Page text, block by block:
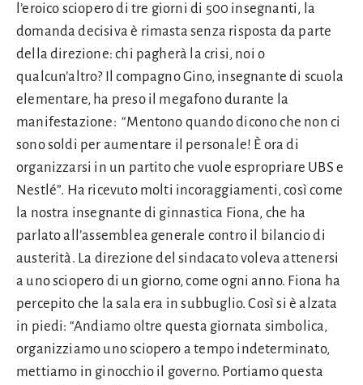
l’eroico sciopero di tre giorni di 500 insegnanti, la
domanda decisiva è rimasta senza risposta da parte
della direzione: chi pagherà la crisi, noi o
qualcun’altro? Il compagno Gino, insegnante di scuola
elementare, ha preso il megafono durante la
manifestazione: “Mentono quando dicono che non ci
sono soldi per aumentare il personale! È ora di
organizzarsi in un partito che vuole espropriare UBS e
Nestlé”. Ha ricevuto molti incoraggiamenti, così come
la nostra insegnante di ginnastica Fiona, che ha
parlato all’assemblea generale contro il bilancio di
austerità. La direzione del sindacato voleva attenersi
a uno sciopero di un giorno, come ogni anno. Fiona ha
percepito che la sala era in subbuglio. Così si è alzata
in piedi: “Andiamo oltre questa giornata simbolica,
organizziamo uno sciopero a tempo indeterminato,
mettiamo in ginocchio il governo. Portiamo questa